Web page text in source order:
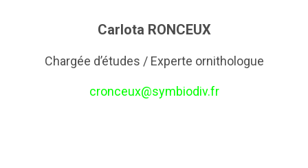
Carlota RONCEUX
Chargée d’études / Experte ornithologue
cronceux@symbiodiv.fr